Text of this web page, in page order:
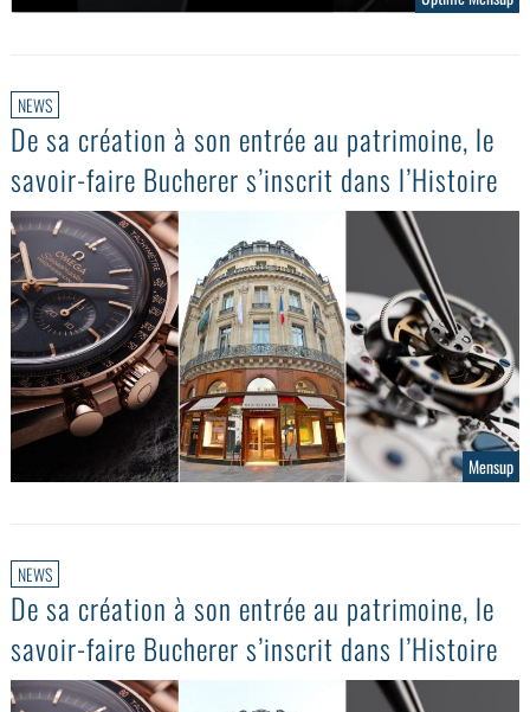
NEWS
De sa création à son entrée au patrimoine, le
savoir-faire Bucherer s’inscrit dans l’Histoire
Mensup
NEWS
De sa création à son entrée au patrimoine, le
savoir-faire Bucherer s’inscrit dans l’Histoire